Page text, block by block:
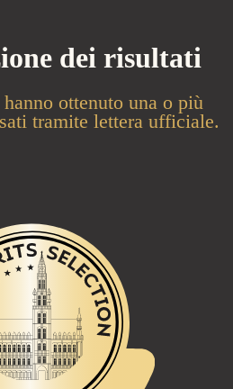
dei risultati
ottenuto una o più
tramite lettera ufficiale.